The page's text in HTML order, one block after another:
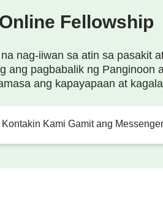
Online Fellowship
nag-iiwan sa atin sa pasakit
ang pagbabalik ng Panginoon
ang kapayapaan at
Kontakin Kami Gamit ang Messenger